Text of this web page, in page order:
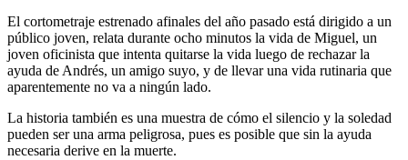
El cortometraje estrenado afinales del año pasado está dirigido a un
público joven, relata durante ocho minutos la vida de Miguel, un
joven oficinista que intenta quitarse la vida luego de rechazar la
ayuda de Andrés, un amigo suyo, y de llevar una vida rutinaria que
aparentemente no va a ningún lado.
La historia también es una muestra de cómo el silencio y la soledad
pueden ser una arma peligrosa, pues es posible que sin la ayuda
necesaria derive en la muerte.